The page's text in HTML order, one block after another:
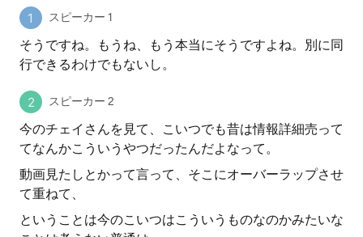
スピーカー 1
そうですね。もうね、もう本当にそうですよね。別に同
行できるわけでもないし。
スピーカー 2
今のチェイさんを見て、こいつでも昔は情報詳細売って
てなんかこういうやつだったんだよなって。
動画見たしとかって言って、そこにオーバーラップさせ
て重ねて、
ということは今のこいつはこういうものなのかみたいな